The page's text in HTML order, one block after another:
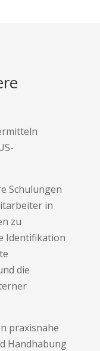
Schulungen
in
zu
Identifikation
die
praxisnahe
Handhabung